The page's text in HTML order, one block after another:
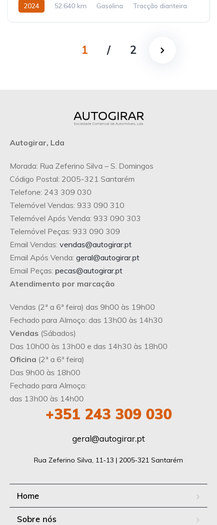
2024 52.640 km Gasolina Tracção dianteira
1 / 2
Autogirar, Lda
Morada: Rua Zeferino Silva – S. Domingos
Código Postal: 2005-321 Santarém
Telefone: 243 309 030
Telemóvel Vendas: 933 090 310
Telemóvel Após Venda: 933 090 303
Telemóvel Peças: 933 090 309
Email Vendas: vendas@autogirar.pt
Email Após Venda: geral@autogirar.pt
Email Peças: pecas@autogirar.pt
Atendimento por marcação
Vendas (2ª a 6ª feira) das 9h00 às 19h00
Fechado para Almoço: das 13h00 às 14h30
Vendas (Sábados)
Das 10h00 às 13h00 e das 14h30 às 18h00
Oficina (2ª a 6ª feira)
Das 9h00 às 18h00
Fechado para Almoço:
das 13h00 às 14h00
+351 243 309 030
geral@autogirar.pt
Rua Zeferino Silva, 11-13 | 2005-321 Santarém
Home
Sobre nós